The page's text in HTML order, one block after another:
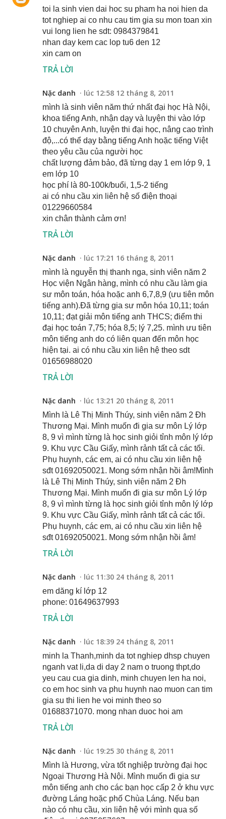
toi la sinh vien dai hoc su pham ha noi hien da
tot nghiep ai co nhu cau tim gia su mon toan xin
vui long lien he sdt: 0984379841
nhan day kem cac lop tu6 den 12
xin cam on
TRẢ LỜI
Nặc danh lúc 12:58 12 tháng 8, 2011
mình là sinh viên năm thứ nhất đại học Hà Nội,
khoa tiếng Anh, nhận dạy và luyện thi vào lớp
10 chuyên Anh, luyện thi đại học, nâng cao trình
độ,...có thể dạy bằng tiếng Anh hoặc tiếng Việt
theo yêu cầu của người học
chất lượng đảm bảo, đã từng dạy 1 em lớp 9, 1
em lớp 10
học phí là 80-100k/buổi, 1,5-2 tiếng
ai có nhu cầu xin liên hệ số điện thoại
01229660584
xin chân thành cảm ơn!
TRẢ LỜI
Nặc danh lúc 17:21 16 tháng 8, 2011
mình là nguyễn thị thanh nga, sinh viên năm 2
Học viện Ngân hàng, mình có nhu cầu làm gia
sư môn toán, hóa hoặc anh 6,7,8,9 (ưu tiên môn
tiếng anh).Đã từng gia sư môn hóa 10,11; toán
10,11; đạt giải môn tiếng anh THCS; điểm thi
đại học toán 7,75; hóa 8,5; lý 7,25. mình ưu tiên
môn tiếng anh do có liên quan đến môn học
hiện tại. ai có nhu cầu xin liên hệ theo sdt
01656988020
TRẢ LỜI
Nặc danh lúc 13:21 20 tháng 8, 2011
Mình là Lê Thị Minh Thúy, sinh viên năm 2 Đh
Thương Mại. Mình muốn đi gia sư môn Lý lớp
8, 9 vì mình từng là học sinh giỏi tỉnh môn lý lớp
9. Khu vực Cầu Giấy, mình rảnh tất cả các tối.
Phụ huynh, các em, ai có nhu cầu xin liên hệ
sđt 01692050021. Mong sớm nhận hồi âm!Mình
là Lê Thị Minh Thúy, sinh viên năm 2 Đh
Thương Mại. Mình muốn đi gia sư môn Lý lớp
8, 9 vì mình từng là học sinh giỏi tỉnh môn lý lớp
9. Khu vực Cầu Giấy, mình rảnh tất cả các tối.
Phụ huynh, các em, ai có nhu cầu xin liên hệ
sđt 01692050021. Mong sớm nhận hồi âm!
TRẢ LỜI
Nặc danh lúc 11:30 24 tháng 8, 2011
em dăng kí lớp 12
phone: 01649637993
TRẢ LỜI
Nặc danh lúc 18:39 24 tháng 8, 2011
minh la Thanh,minh da tot nghiep dhsp chuyen
nganh vat li,da di day 2 nam o truong thpt,do
yeu cau cua gia dinh, minh chuyen len ha noi,
co em hoc sinh va phu huynh nao muon can tim
gia su thi lien he voi minh theo so
01688371070. mong nhan duoc hoi am
TRẢ LỜI
Nặc danh lúc 19:25 30 tháng 8, 2011
Mình là Hương, vừa tốt nghiệp trường đại học
Ngoại Thương Hà Nội. Mình muốn đi gia sư
môn tiếng anh cho các bạn học cấp 2 ở khu vực
đường Láng hoặc phố Chùa Láng. Nếu bạn
nào có nhu cầu, xin liên hệ với mình qua số